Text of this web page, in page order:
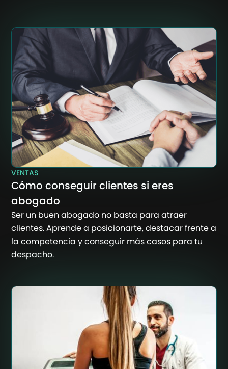
VENTAS
Cómo conseguir clientes si eres
abogado
Ser un buen abogado no basta para atraer
clientes. Aprende a posicionarte, destacar frente a
la competencia y conseguir más casos para tu
despacho.